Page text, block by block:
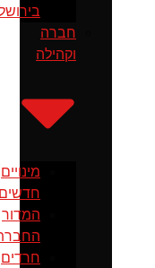
חברה
וקהילה
מינויים
חדשים
המדור
חרדים